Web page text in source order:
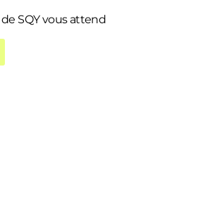
SQY vous attend